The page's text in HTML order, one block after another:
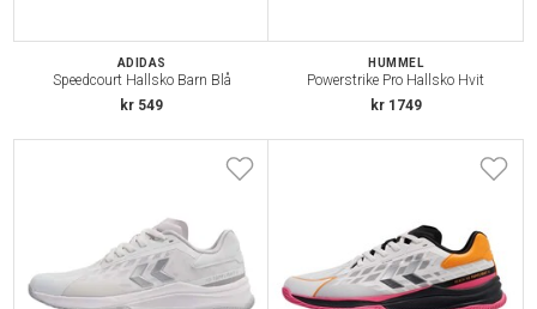
ADIDAS
Speedcourt Hallsko Barn Blå
kr 549
HUMMEL
Powerstrike Pro Hallsko Hvit
kr 1749